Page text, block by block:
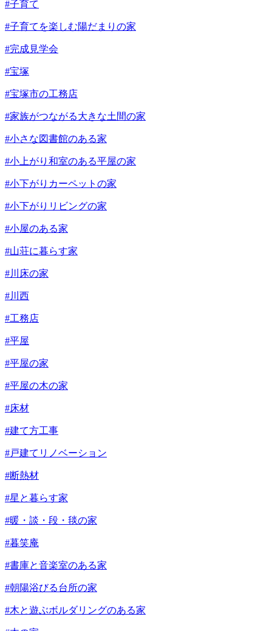
#子育て
#子育てを楽しむ陽だまりの家
#完成見学会
#宝塚
#宝塚市の工務店
#家族がつながる大きな土間の家
#小さな図書館のある家
#小上がり和室のある平屋の家
#小下がりカーペットの家
#小下がりリビングの家
#小屋のある家
#山荘に暮らす家
#川床の家
#川西
#工務店
#平屋
#平屋の家
#平屋の木の家
#床材
#建て方工事
#戸建てリノベーション
#断熱材
#星と暮らす家
#暖・談・段・毯の家
#暮笑庵
#書庫と音楽室のある家
#朝陽浴びる台所の家
#木と遊ぶボルダリングのある家